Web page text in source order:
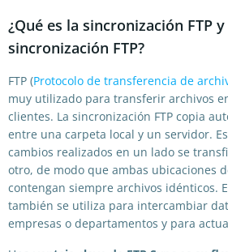
¿Qué es la sincronización FTP
sincronización FTP?
FTP (Protocolo de transferencia de
muy utilizado para transferir archivos
clientes. La sincronización FTP copia
entre una carpeta local y un servidor.
cambios realizados en un lado se
otro, de modo que ambas ubicaciones
contengan siempre archivos idénticos.
también se utiliza para intercambiar
empresas o departamentos y para